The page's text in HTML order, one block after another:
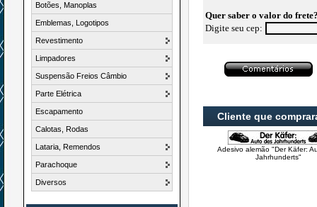
Botões, Manoplas
Emblemas, Logotipos
Revestimento
Limpadores
Suspensão Freios Câmbio
Parte Elétrica
Escapamento
Calotas, Rodas
Lataria, Remendos
Parachoque
Diversos
Quer saber o valor do
Digite seu cep:
Cliente que
Adesivo alemão "Der Käfer:
Jahrhunderts"